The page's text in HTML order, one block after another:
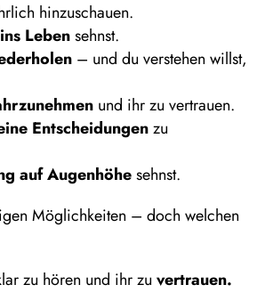
hinzuschauen.
Lebensehnst.
– und du verstehen willst,
und ihr zu vertrauen.
Entscheidungenzu
auf Augenhöhesehnst.
Möglichkeiten – doch welchen
zu hören und ihr zu vertrauen.